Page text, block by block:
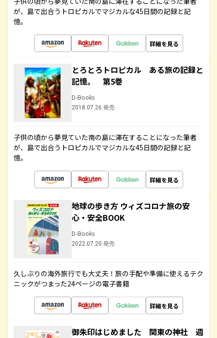
が、島で出合うトロピカルでマジカルな45日間の記録と記
憶。
詳細を見る
とろとろトロピカル ある旅の記録と
記憶。 第5巻
D-Books
2018.07.26 発売
子供の頃から夢見ていた南の島に滞在することになった筆者
が、島で出合うトロピカルでマジカルな45日間の記録と記
憶。
詳細を見る
地球の歩き方 ウィズコロナ旅の安
心・安全BOOK
D-Books
2022.07.20 発売
久しぶりの海外旅行でも大丈夫！旅の手配や準備に使えるテク
ニックがつまった24ページの電子書籍
詳細を見る
御朱印はじめました 関東の神社 週